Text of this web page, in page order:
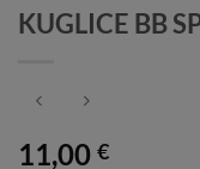
KUGLICE BB
11,00 €